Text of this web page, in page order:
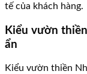
tế của khách hàng.
Kiểu vườn
ẩn
Kiểu vườn thiền